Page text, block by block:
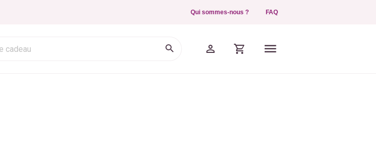
Qui sommes-nous ? FAQ